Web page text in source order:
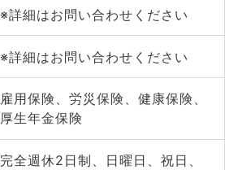
※詳細はお問い合わせください
※詳細はお問い合わせください
雇用保険、労災保険、健康保険、
厚生年金保険
完全週休2日制、日曜日、祝日、